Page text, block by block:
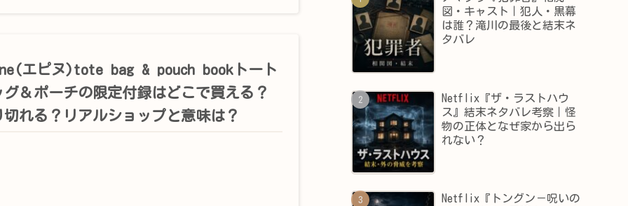
エピヌ)tote bag & pouch bookトート
グ＆ポーチの限定付録はどこで買える？
切れる？リアルショップと意味は？
図・キャスト｜犯人・黒幕
は誰？滝川の最後と結末ネ
タバレ
Netflix『ザ・ラストハウ
ス』結末ネタバレ考察｜怪
物の正体となぜ家から出ら
れない？
Netflix『トングン－呪いの